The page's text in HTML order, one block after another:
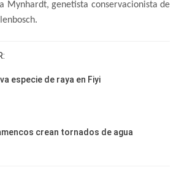
Mynhardt, genetista conservacionista de
especie de raya en Fiyi
crean tornados de agua